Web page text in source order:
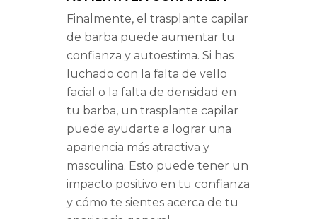
Finalmente, el trasplante capilar
de barba puede aumentar tu
confianza y autoestima. Si has
luchado con la falta de vello
facial o la falta de densidad en
tu barba, un trasplante capilar
puede ayudarte a lograr una
apariencia más atractiva y
masculina. Esto puede tener un
impacto positivo en tu confianza
y cómo te sientes acerca de tu